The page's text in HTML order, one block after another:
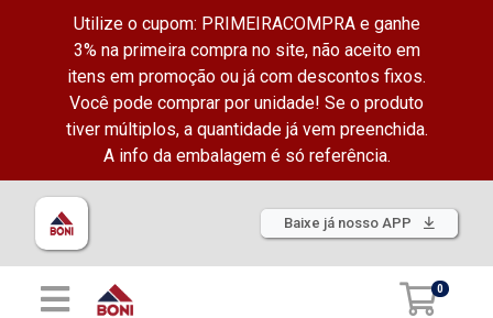
Utilize o cupom: PRIMEIRACOMPRA e ganhe
3% na primeira compra no site, não aceito em
itens em promoção ou já com descontos fixos.
Você pode comprar por unidade! Se o produto
tiver múltiplos, a quantidade já vem preenchida.
A info da embalagem é só referência.
Baixe já nosso APP
0